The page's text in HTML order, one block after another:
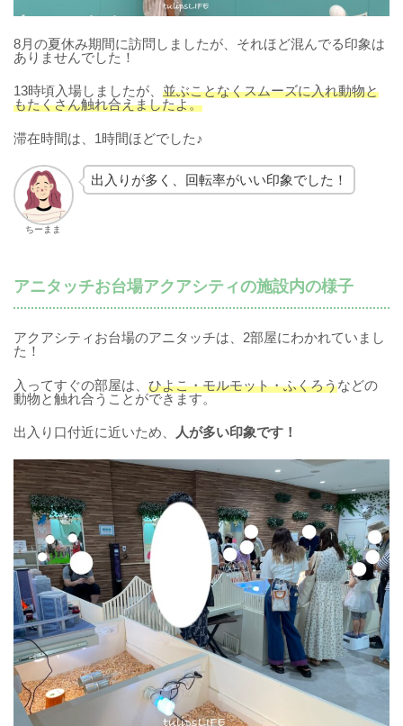
8月の夏休み期間に訪問しましたが、それほど混んでる印象は
ありませんでした！
13時頃入場しましたが、 並ぶことなくスムーズに入れ動物と
もたくさん触れ合えましたよ。
滞在時間は、1時間ほどでした♪
ちーまま
出入りが多く、回転率がいい印象でした！
アニタッチお台場アクアシティの施設内の様子
アクアシティお台場のアニタッチは、2部屋にわかれていまし
た！
入ってすぐの部屋は、 ひよこ・モルモット・ふくろうなどの
動物と触れ合うことができます。
出入り口付近に近いため、 人が多い印象です！